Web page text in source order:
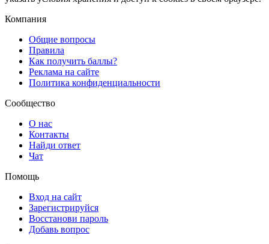
Компания
Общие вопросы
Правила
Как получить баллы?
Реклама на сайте
Политика конфиденциальности
Сообщество
О нас
Контакты
Найди ответ
Чат
Помощь
Вход на сайт
Зарегистрируйся
Восстанови пароль
Добавь вопрос